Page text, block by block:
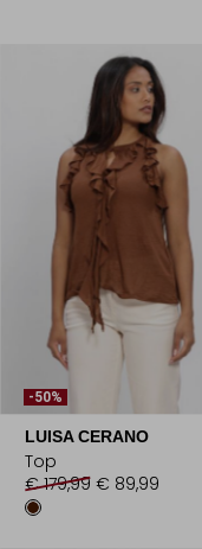
-50%
LUISA CERANO
Top
€ 179,99 € 89,99